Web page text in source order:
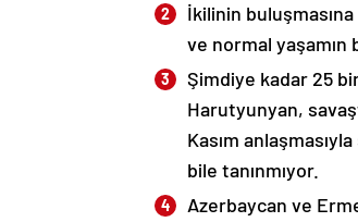
İkilinin buluşmasına
ve normal yaşamın
Şimdiye kadar 25
Harutyunyan,
Kasım
bile tanınmıyor.
Azerbaycan ve